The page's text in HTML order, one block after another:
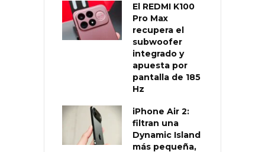
El REDMI K100
Pro Max
recupera el
subwoofer
integrado y
apuesta por
pantalla de 185
Hz
iPhone Air 2:
filtran una
Dynamic Island
más pequeña,